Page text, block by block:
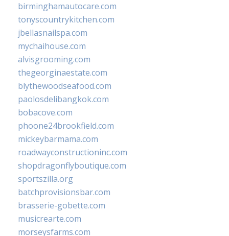
birminghamautocare.com
tonyscountrykitchen.com
jbellasnailspa.com
mychaihouse.com
alvisgrooming.com
thegeorginaestate.com
blythewoodseafood.com
paolosdelibangkok.com
bobacove.com
phoone24brookfield.com
mickeybarmama.com
roadwayconstructioninc.com
shopdragonflyboutique.com
sportszilla.org
batchprovisionsbar.com
brasserie-gobette.com
musicrearte.com
morseysfarms.com